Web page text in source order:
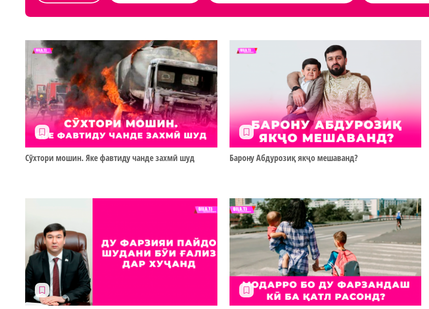
Сӯхтори мошин. Яке фавтиду чанде захмӣ шуд Барону Абдурозиқ якҷо мешаванд?